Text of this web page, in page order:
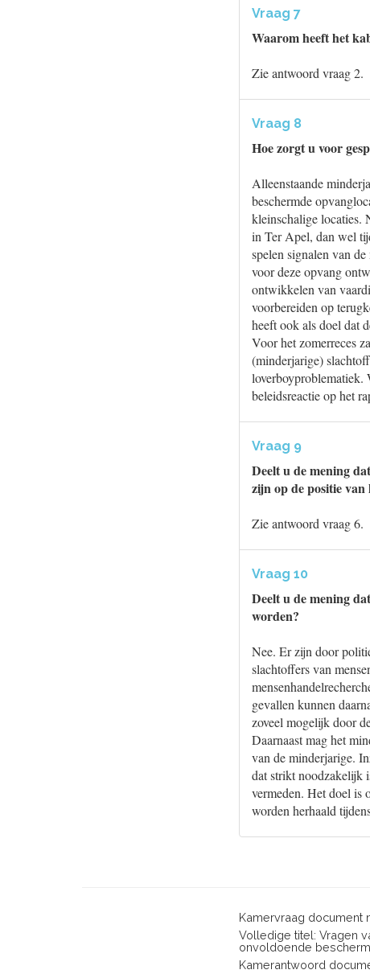
Vraag 7
Waarom heeft het
Zie antwoord vraag 2.
Vraag 8
Hoe zorgt u voor
Alleenstaande
beschermde
kleinschalige locaties.
in Ter Apel, dan wel
spelen signalen van
voor deze opvang
ontwikkelen van
voorbereiden op
heeft ook als doel dat
Voor het zomerreces
(minderjarige)
loverboyproblematiek.
beleidsreactie op het
Vraag 9
Deelt u de mening
zijn op de positie
Zie antwoord vraag 6.
Vraag 10
Deelt u de mening
worden?
Nee. Er zijn door
slachtoffers van
gevallen kunnen
zoveel mogelijk door
Daarnaast mag het
van de minderjarige.
dat strikt noodzakelijk
vermeden. Het doel is
worden herhaald
Kamervraag document
Volledige titel: Vragen
onvoldoende
Kamerantwoord